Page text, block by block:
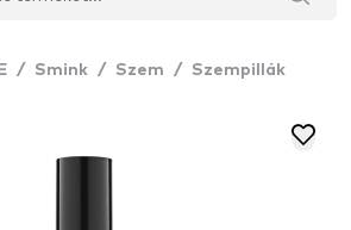
/ Smink / Szem / Szempillák